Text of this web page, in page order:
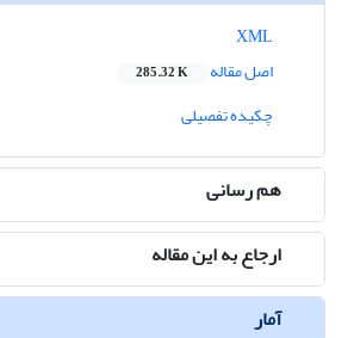
اصل مقاله
285.32 K
چکیده تفصیلی
هم رسانی
ارجاع به این مقاله
آمار